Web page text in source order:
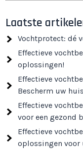
Laatste
Vochtprotect: dé
Effectieve
oplossingen!
Effectieve
Bescherm uw
Effectieve
voor een gezond
Effectieve
oplossingen voor